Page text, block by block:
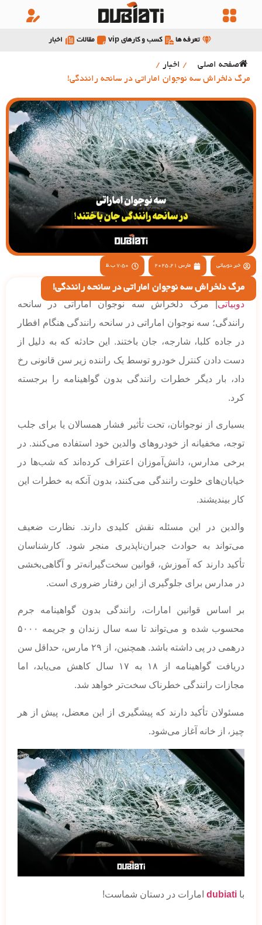
تعرفه ها کسب و کارهای vip مقالات اخبار
صفحه اصلی / اخبار /
مرگ دلخراش سه نوجوان اماراتی در سانحه رانندگی!
خبر دوبیاتی مارس 21, 2025 7:50 ب.ظ
مرگ دلخراش سه نوجوان اماراتی در سانحه رانندگی!
دوبیاتی| مرگ دلخراش سه نوجوان اماراتی در سانحه
رانندگی؛ سه نوجوان اماراتی در سانحه رانندگی هنگام افطار
در جاده کلبا، شارجه، جان باختند. این حادثه که به دلیل از
دست دادن کنترل خودرو توسط یک راننده زیر سن قانونی رخ
داد، بار دیگر خطرات رانندگی بدون گواهینامه را برجسته
کرد.
بسیاری از نوجوانان، تحت تأثیر فشار همسالان یا برای جلب
توجه، مخفیانه از خودروهای والدین خود استفاده می‌کنند. در
برخی مدارس، دانش‌آموزان اعتراف کرده‌اند که شب‌ها در
خیابان‌های خلوت رانندگی می‌کنند، بدون آنکه به خطرات این
کار بیندیشند.
والدین در این مسئله نقش کلیدی دارند. نظارت ضعیف
می‌تواند به حوادث جبران‌ناپذیری منجر شود. کارشناسان
تأکید دارند که آموزش، قوانین سخت‌گیرانه‌تر و آگاهی‌بخشی
در مدارس برای جلوگیری از این رفتار ضروری است.
بر اساس قوانین امارات، رانندگی بدون گواهینامه جرم
محسوب شده و می‌تواند تا سه سال زندان و جریمه ۵۰۰۰
درهمی در پی داشته باشد. همچنین، از ۲۹ مارس، حداقل سن
دریافت گواهینامه از ۱۸ به ۱۷ سال کاهش می‌یابد، اما
مجازات رانندگی خطرناک سخت‌تر خواهد شد.
مسئولان تأکید دارند که پیشگیری از این معضل، پیش از هر
چیز، از خانه آغاز می‌شود.
با dubiati امارات در دستان شماست!